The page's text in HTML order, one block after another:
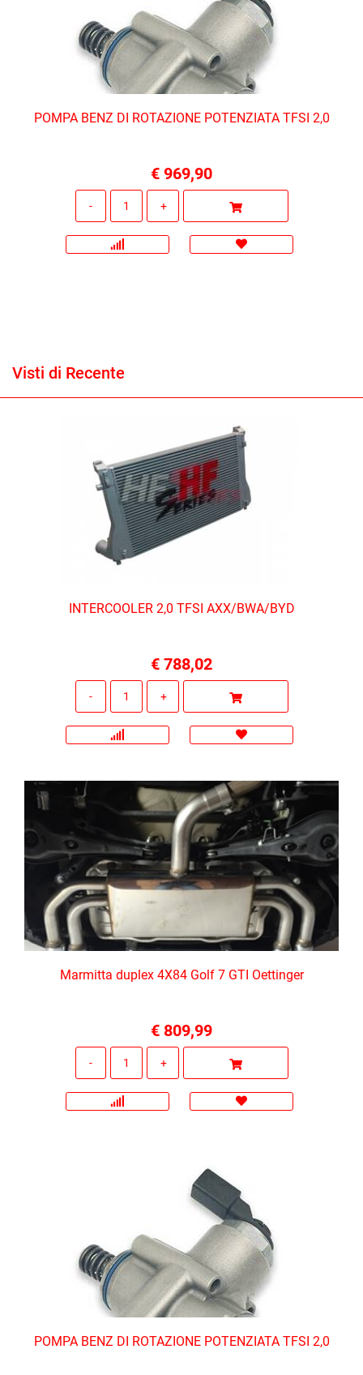
POMPA BENZ DI ROTAZIONE POTENZIATA TFSI 2,0
€ 969,90
Visti di Recente
INTERCOOLER 2,0 TFSI AXX/BWA/BYD
€ 788,02
Marmitta duplex 4X84 Golf 7 GTI Oettinger
€ 809,99
POMPA BENZ DI ROTAZIONE POTENZIATA TFSI 2,0